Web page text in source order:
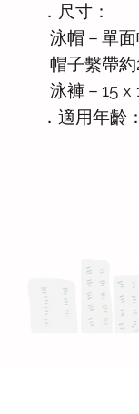
．尺寸：
泳帽－單
帽子繫帶
泳褲－15 x
．適用年齡